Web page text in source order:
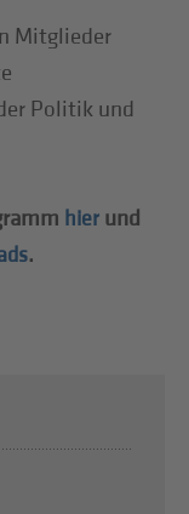
Mitglieder
Politik und
hier und
.